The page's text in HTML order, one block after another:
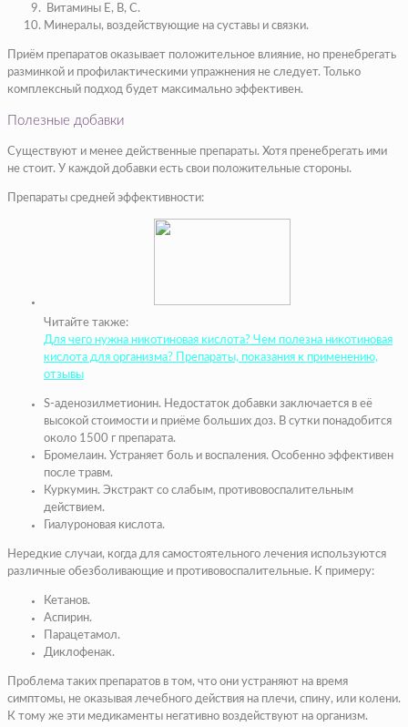
Витамины E, B, С.
Минералы, воздействующие на суставы и связки.
Приём препаратов оказывает положительное влияние, но пренебрегать
разминкой и профилактическими упражнения не следует. Только
комплексный подход будет максимально эффективен.
Полезные добавки
Существуют и менее действенные препараты. Хотя пренебрегать ими
не стоит. У каждой добавки есть свои положительные стороны.
Препараты средней эффективности:
Читайте также:
Для чего нужна никотиновая кислота? Чем полезна никотиновая
кислота для организма? Препараты, показания к применению,
отзывы
S-аденозилметионин. Недостаток добавки заключается в её
высокой стоимости и приёме больших доз. В сутки понадобится
около 1500 г препарата.
Бромелаин. Устраняет боль и воспаления. Особенно эффективен
после травм.
Куркумин. Экстракт со слабым, противовоспалительным
действием.
Гиалуроновая кислота.
Нередкие случаи, когда для самостоятельного лечения используются
различные обезболивающие и противовоспалительные. К примеру:
Кетанов.
Аспирин.
Парацетамол.
Диклофенак.
Проблема таких препаратов в том, что они устраняют на время
симптомы, не оказывая лечебного действия на плечи, спину, или колени.
К тому же эти медикаменты негативно воздействуют на организм.